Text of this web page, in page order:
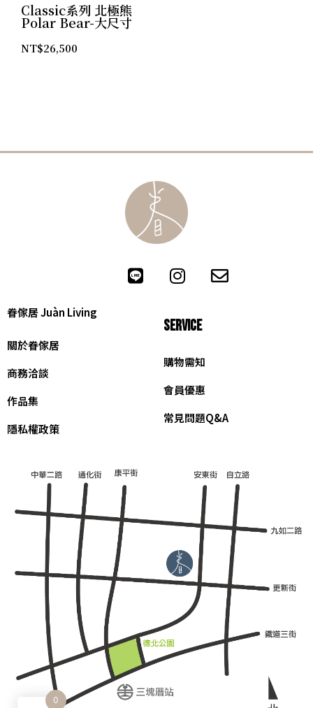
Classic系列 北極熊
Polar Bear-大尺寸
NT$26,500
眷傢居 Juàn Living
關於眷傢居
商務洽談
作品集
隱私權政策
SERVICE
購物需知
會員優惠
常見問題Q&A
0